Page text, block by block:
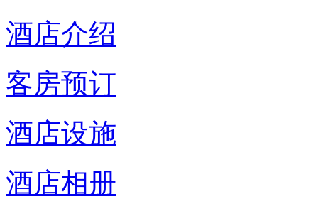
酒店介绍
客房预订
酒店设施
酒店相册